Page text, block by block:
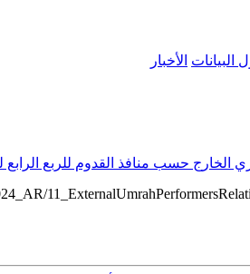
البيانات الأخبار
الخارج حسب منافذ القدوم للربع الرابع لعام